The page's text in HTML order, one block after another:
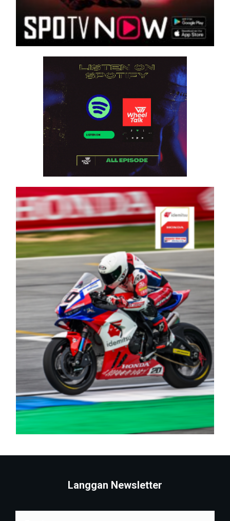
Langgan Newsletter